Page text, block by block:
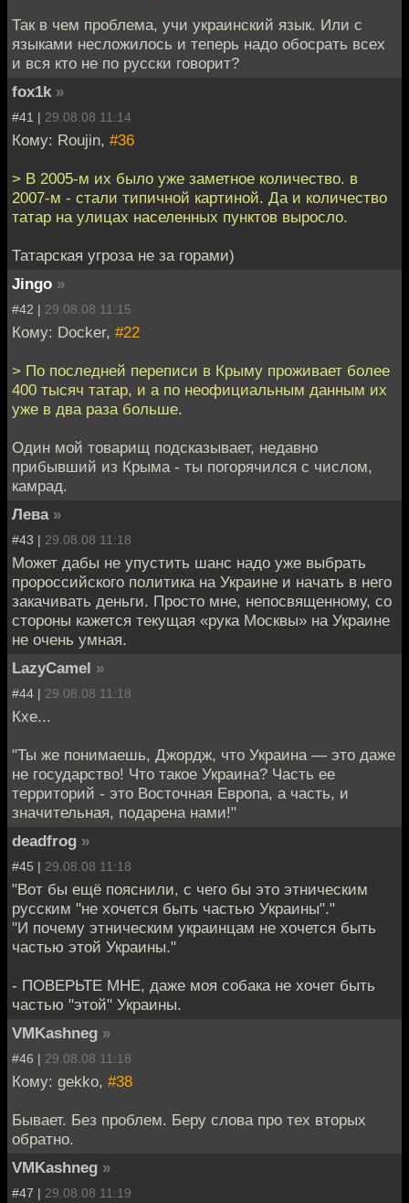
Так в чем проблема, учи украинский язык. Или с
языками несложилось и теперь надо обосрать всех
и вся кто не по русски говорит?
fox1k »
#41 | 29.08.08 11:14
Кому: Roujin, #36
> В 2005-м их было уже заметное количество. в
2007-м - стали типичной картиной. Да и количество
татар на улицах населенных пунктов выросло.
Татарская угроза не за горами)
Jingo »
#42 | 29.08.08 11:15
Кому: Docker, #22
> По последней переписи в Крыму проживает более
400 тысяч татар, и а по неофициальным данным их
уже в два раза больше.
Один мой товарищ подсказывает, недавно
прибывший из Крыма - ты погорячился с числом,
камрад.
Лева »
#43 | 29.08.08 11:18
Может дабы не упустить шанс надо уже выбрать
пророссийского политика на Украине и начать в него
закачивать деньги. Просто мне, непосвященному, со
стороны кажется текущая «рука Москвы» на Украине
не очень умная.
LazyCamel »
#44 | 29.08.08 11:18
Кхе...
"Ты же понимаешь, Джордж, что Украина — это даже
не государство! Что такое Украина? Часть ее
территорий - это Восточная Европа, а часть, и
значительная, подарена нами!"
deadfrog »
#45 | 29.08.08 11:18
"Вот бы ещё пояснили, с чего бы это этническим
русским "не хочется быть частью Украины"."
"И почему этническим украинцам не хочется быть
частью этой Украины."
- ПОВЕРЬТЕ МНЕ, даже моя собака не хочет быть
частью "этой" Украины.
VMKashneg »
#46 | 29.08.08 11:18
Кому: gekko, #38
Бывает. Без проблем. Беру слова про тех вторых
обратно.
VMKashneg »
#47 | 29.08.08 11:19